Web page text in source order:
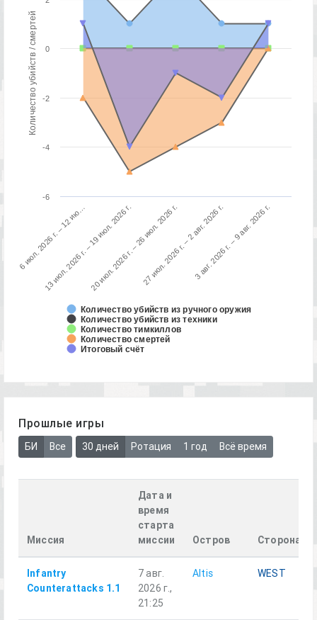
Количество убийств / смертей
Количество убийств из ручного оружия
Количество убийств из техники
Количество тимкиллов
Количество смертей
Итоговый счёт
6 июл. 2026 г. – 12 ию…
13 июл. 2026 г. – 19 июл. 2026 г.20 июл. 2026 г. – 26 июл. 2026 г.27 июл. 2026 г. – 2 авг. 2026 г.3 авг. 2026 г. – 9 авг. 2026 г.
-6
-4
-2
0
Прошлые игры
БИ Все 30 дней Ротация 1 год Всё время
Миссия
Дата и
время
старта
миссии
Остров Сторона
Infantry
Counterattacks 1.1
7 авг.
2026 г.,
21:25
Altis WEST